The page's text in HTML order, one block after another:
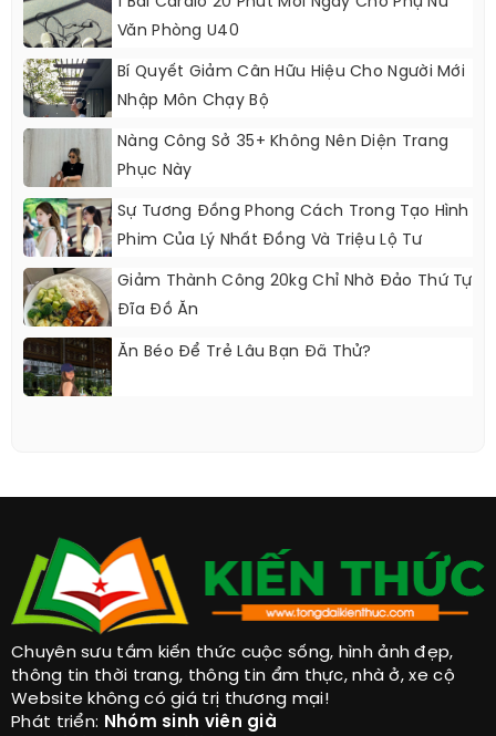
Văn Phòng U40
Bí Quyết Giảm Cân Hữu Hiệu Cho Người Mới
Nhập Môn Chạy Bộ
Nàng Công Sở 35+ Không Nên Diện Trang
Phục Này
Sự Tương Đồng Phong Cách Trong Tạo Hình
Phim Của Lý Nhất Đồng Và Triệu Lộ Tư
Giảm Thành Công 20kg Chỉ Nhờ Đảo Thứ Tự
Đĩa Đồ Ăn
Ăn Béo Để Trẻ Lâu Bạn Đã Thử?
Chuyên sưu tầm kiến thức cuộc sống, hình ảnh đẹp,
thông tin thời trang, thông tin ẩm thực, nhà ở, xe cộ
Website không có giá trị thương mại!
Phát triển: Nhóm sinh viên già